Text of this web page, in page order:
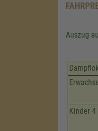
Auszug
Kinder